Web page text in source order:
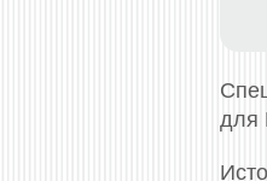
для